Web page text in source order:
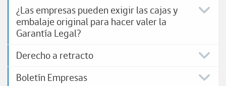
¿Las empresas pueden exigir las cajas y
embalaje original para hacer valer la
Garantía Legal?
Derecho a retracto
Boletín Empresas